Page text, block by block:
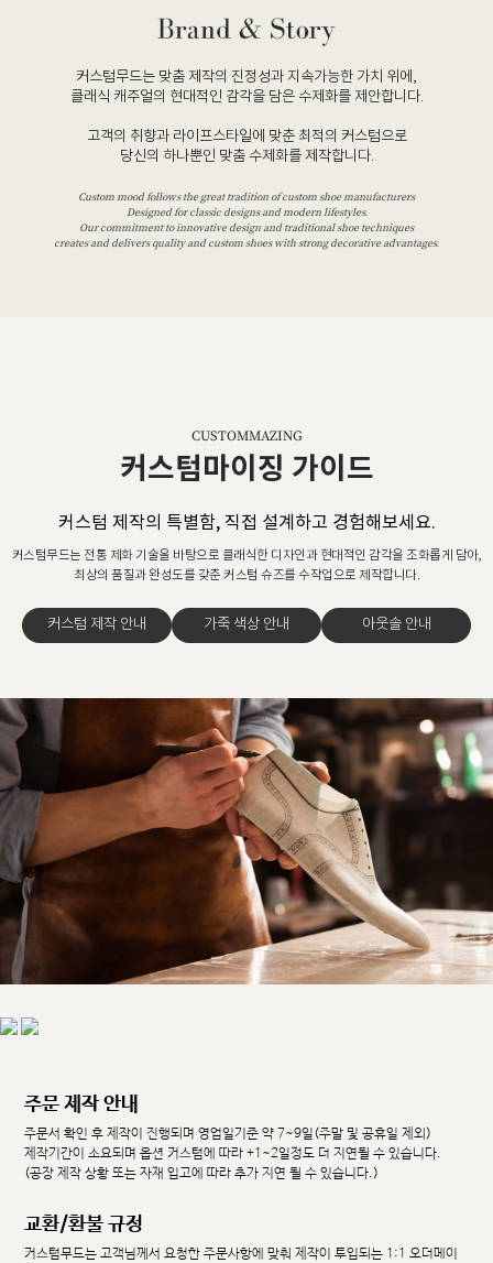
커스텀무드는 맞춤 제작의 진정성과 지속가능한 가치 위에,
클래식 캐주얼의 현대적인 감각을 담은 수제화를 제안합니다.
고객의 취향과 라이프스타일에 맞춘 최적의 커스텀으로
당신의 하나뿐인 맞춤 수제화를 제작합니다.
Custom mood follows the great tradition of custom shoe manufacturers
Designed for classic designs and modern lifestyles.
Our commitment to innovative design and traditional shoe techniques
creates and delivers quality and custom shoes with strong decorative advantages.
CUSTOMMAZING
커스텀마이징 가이드
커스텀 제작의 특별함, 직접 설계하고 경험해보세요.
커스텀무드는 전통 제화 기술을 바탕으로 클래식한 디자인과 현대적인 감각을 조화롭게 담아,
최상의 품질과 완성도를 갖춘 커스텀 슈즈를 수작업으로 제작합니다.
커스텀 제작 안내 가죽 색상 안내 아웃솔 안내
주문 제작 안내
주문서 확인 후 제작이 진행되며 영업일기준 약 7~9일(주말 및 공휴일 제외)
제작기간이 소요되며 옵션 커스텀에 따라 +1~2일정도 더 지연될 수 있습니다.
(공장 제작 상황 또는 자재 입고에 따라 추가 지연 될 수 있습니다.)
교환/환불 규정
커스텀무드는 고객님께서 요청한 주문사항에 맞춰 제작이 투입되는 1:1 오더메이